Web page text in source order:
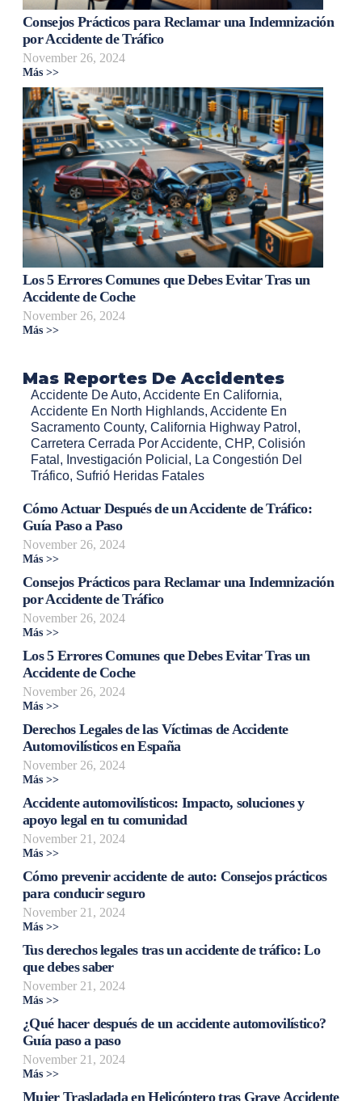
Consejos Prácticos para Reclamar una Indemnización
por Accidente de Tráfico
November 26, 2024
Más >>
Los 5 Errores Comunes que Debes Evitar Tras un
Accidente de Coche
November 26, 2024
Más >>
Mas Reportes De Accidentes
Accidente De Auto, Accidente En California,
Accidente En North Highlands, Accidente En
Sacramento County, California Highway Patrol ,
Carretera Cerrada Por Accidente, CHP, Colisión
Fatal , Investigación Policial , La Congestión Del
Tráfico, Sufrió Heridas Fatales
Cómo Actuar Después de un Accidente de Tráfico:
Guía Paso a Paso
November 26, 2024
Más >>
Consejos Prácticos para Reclamar una Indemnización
por Accidente de Tráfico
November 26, 2024
Más >>
Los 5 Errores Comunes que Debes Evitar Tras un
Accidente de Coche
November 26, 2024
Más >>
Derechos Legales de las Víctimas de Accidente
Automovilísticos en España
November 26, 2024
Más >>
Accidente automovilísticos: Impacto, soluciones y
apoyo legal en tu comunidad
November 21, 2024
Más >>
Cómo prevenir accidente de auto: Consejos prácticos
para conducir seguro
November 21, 2024
Más >>
Tus derechos legales tras un accidente de tráfico: Lo
que debes saber
November 21, 2024
Más >>
¿Qué hacer después de un accidente automovilístico?
Guía paso a paso
November 21, 2024
Más >>
Mujer Trasladada en Helicóptero tras Grave Accidente